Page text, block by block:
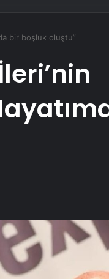
bir boşluk oluştu”